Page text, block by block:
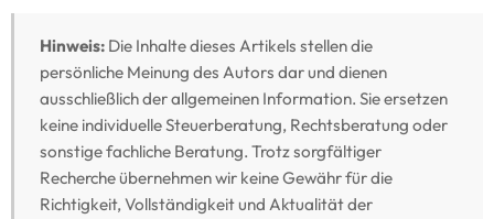
Hinweis:Die Inhalte dieses Artikels stellen die
persönliche Meinung des Autors dar und dienen
ausschließlich der allgemeinen Information. Sie ersetzen
keine individuelle Steuerberatung, Rechtsberatung oder
sonstige fachliche Beratung. Trotz sorgfältiger
Recherche übernehmen wir keine Gewähr für die
Richtigkeit, Vollständigkeit und Aktualität der